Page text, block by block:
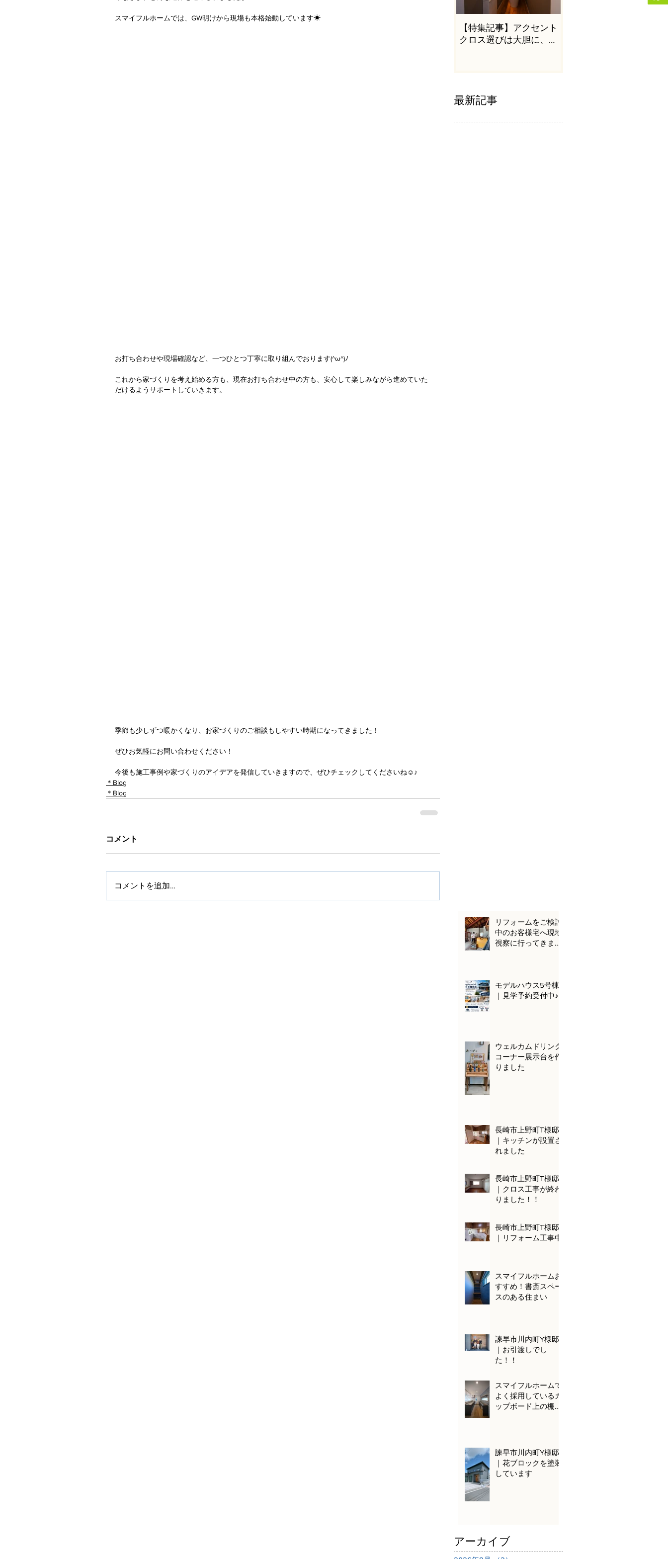
スマイフルホームでは、GW明けから現場も本格始動しています☀
お打ち合わせや現場確認など、一つひとつ丁寧に取り組んでおります(^ω^)ﾉ
これから家づくりを考え始める方も、現在お打ち合わせ中の方も、安心して楽しみながら進めていた
だけるようサポートしていきます。
季節も少しずつ暖かくなり、お家づくりのご相談もしやすい時期になってきました！
ぜひお気軽にお問い合わせください！
今後も施工事例や家づくりのアイデアを発信していきますので、ぜひチェックしてくださいね☺♪
＊Blog
＊Blog
コメント
コメントを追加…
【特集記事】アクセント
クロス選びは大胆に、か
最新記事
リフォームをご検討
中のお客様宅へ現地
視察に行ってきまし
モデルハウス5号棟
｜見学予約受付中♪
ウェルカムドリンク
コーナー展示台を作
りました
長崎市上野町T様邸
｜キッチンが設置さ
れました
長崎市上野町T様邸
｜クロス工事が終わ
りました！！
長崎市上野町T様邸
｜リフォーム工事中
スマイフルホームお
すすめ！書斎スペー
スのある住まい
諫早市川内町Y様邸
｜お引渡しでし
た！！
スマイフルホームで
よく採用しているカ
ップボード上の棚を
諫早市川内町Y様邸
｜花ブロックを塗装
しています
アーカイブ